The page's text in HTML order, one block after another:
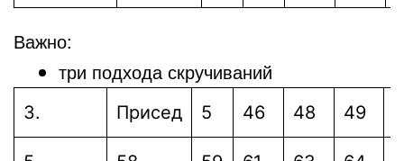
Важно:
три подхода скручиваний
3. Присед 5 46 48 49